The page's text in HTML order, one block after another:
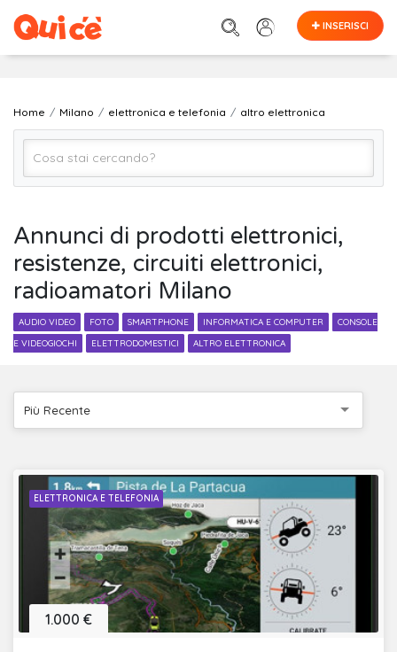
INSERISCI
Home Milano elettronica e telefonia altro elettronica
Milano
Cerca
Annunci di prodotti elettronici,
resistenze, circuiti elettronici,
radioamatori Milano
AUDIO VIDEO FOTO SMARTPHONE INFORMATICA E COMPUTER
CONSOLE
E VIDEOGIOCHI
ELETTRODOMESTICI ALTRO ELETTRONICA
Più Recente
ELETTRONICA E TELEFONIA
1.000 €